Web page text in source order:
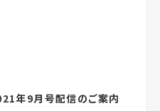
年9月号配信のご案内